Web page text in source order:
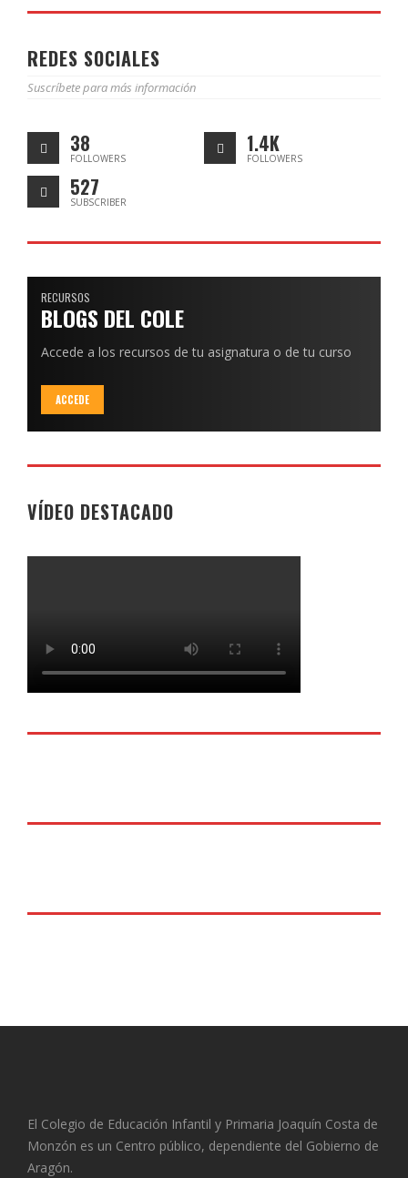
REDES SOCIALES
Suscríbete para más información
38
FOLLOWERS
1.4K
FOLLOWERS
527
SUBSCRIBER
RECURSOS
BLOGS DEL COLE
Accede a los recursos de tu asignatura o de tu curso
ACCEDE
VÍDEO DESTACADO
El Colegio de Educación Infantil y Primaria Joaquín Costa de
Monzón es un Centro público, dependiente del Gobierno de
Aragón.